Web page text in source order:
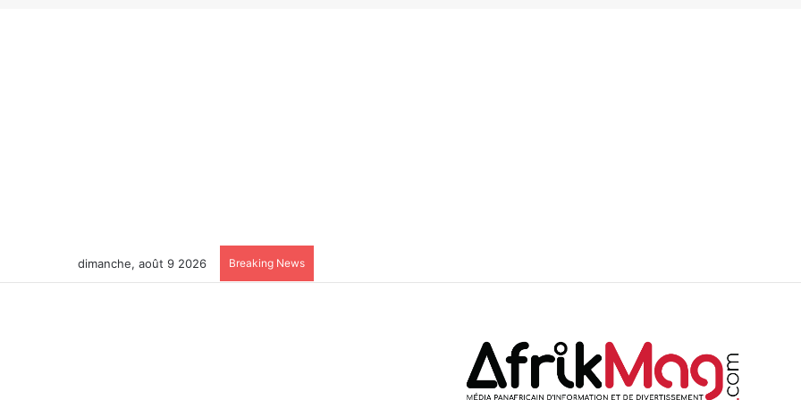
dimanche, août 9 2026 Breaking News